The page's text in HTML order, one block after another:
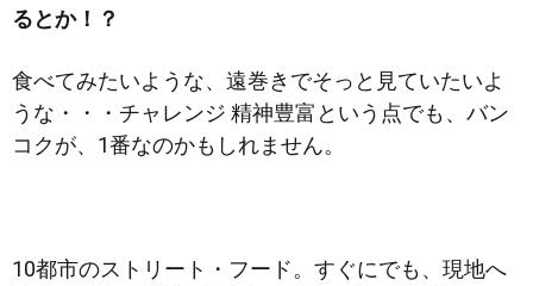
るとか！？
食べてみたいような、遠巻きでそっと見ていたいよ
うな・・・チャレンジ 精神豊富という点でも、バン
コクが、1番なのかもしれません。
10都市のストリート・フード。すぐにでも、現地へ